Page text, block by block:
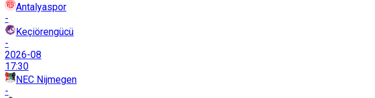
Antalyaspor
-
Keçiörengücü
-
2026-08
17:30
NEC Nijmegen
-